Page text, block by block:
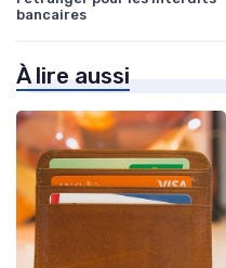
bancaires
À lire aussi